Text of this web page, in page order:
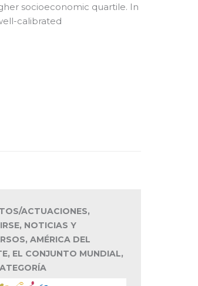
socioeconomic quartile. In
calibrated
ACTUACIONES,
NOTICIAS Y
AMÉRICA DEL
EL CONJUNTO MUNDIAL,